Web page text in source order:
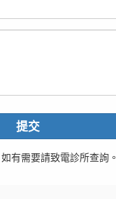
提交
有需要請致電診所查詢。